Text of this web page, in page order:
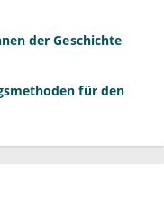
der Geschichte
für den